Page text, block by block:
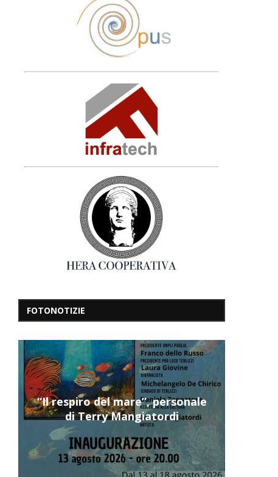
FOTONOTIZIE
“Il respiro del mare”, personale
di Terry Mangiatordi